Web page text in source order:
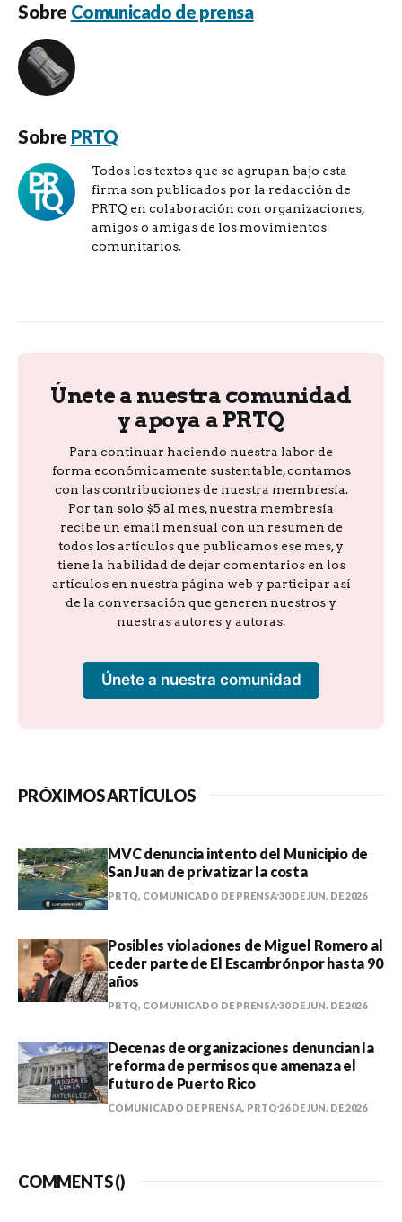
Sobre Comunicado de prensa
Sobre PRTQ
Todos los textos que se agrupan bajo esta
firma son publicados por la redacción de
PRTQ en colaboración con organizaciones,
amigos o amigas de los movimientos
comunitarios.
Únete a nuestra comunidad
y apoya a PRTQ
Para continuar haciendo nuestra labor de
forma económicamente sustentable, contamos
con las contribuciones de nuestra membresía.
Por tan solo $5 al mes, nuestra membresía
recibe un email mensual con un resumen de
todos los artículos que publicamos ese mes, y
tiene la habilidad de dejar comentarios en los
artículos en nuestra página web y participar así
de la conversación que generen nuestros y
nuestras autores y autoras.
Únete a nuestra comunidad
PRÓXIMOS ARTÍCULOS
MVC denuncia intento del Municipio de
San Juan de privatizar la costa
PRTQ, COMUNICADO DE PRENSA 30 DE JUN. DE 2026
Posibles violaciones de Miguel Romero al
ceder parte de El Escambrón por hasta 90
años
PRTQ, COMUNICADO DE PRENSA 30 DE JUN. DE 2026
Decenas de organizaciones denuncian la
reforma de permisos que amenaza el
futuro de Puerto Rico
COMUNICADO DE PRENSA, PRTQ 26 DE JUN. DE 2026
COMMENTS ()